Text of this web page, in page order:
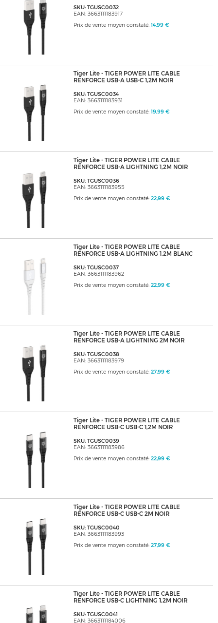
SKU: TGUSC0032
EAN: 3663111183917
Prix de vente moyen constaté: 14,99 €
Tiger Lite - TIGER POWER LITE CABLE
RENFORCE USB-A USB-C 1,2M NOIR
SKU: TGUSC0034
EAN: 3663111183931
Prix de vente moyen constaté: 19,99 €
Tiger Lite - TIGER POWER LITE CABLE
RENFORCE USB-A LIGHTNING 1,2M NOIR
SKU: TGUSC0036
EAN: 3663111183955
Prix de vente moyen constaté: 22,99 €
Tiger Lite - TIGER POWER LITE CABLE
RENFORCE USB-A LIGHTNING 1,2M BLANC
SKU: TGUSC0037
EAN: 3663111183962
Prix de vente moyen constaté: 22,99 €
Tiger Lite - TIGER POWER LITE CABLE
RENFORCE USB-A LIGHTNING 2M NOIR
SKU: TGUSC0038
EAN: 3663111183979
Prix de vente moyen constaté: 27,99 €
Tiger Lite - TIGER POWER LITE CABLE
RENFORCE USB-C USB-C 1,2M NOIR
SKU: TGUSC0039
EAN: 3663111183986
Prix de vente moyen constaté: 22,99 €
Tiger Lite - TIGER POWER LITE CABLE
RENFORCE USB-C USB-C 2M NOIR
SKU: TGUSC0040
EAN: 3663111183993
Prix de vente moyen constaté: 27,99 €
Tiger Lite - TIGER POWER LITE CABLE
RENFORCE USB-C LIGHTNING 1,2M NOIR
SKU: TGUSC0041
EAN: 3663111184006